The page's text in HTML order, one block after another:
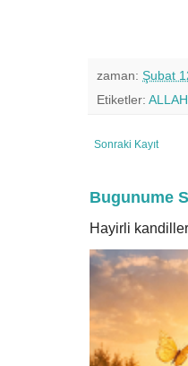
zaman: Şubat
Etiketler:
Sonraki Kayıt
Bugunume
Hayirli